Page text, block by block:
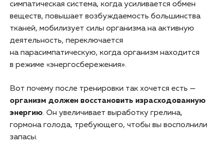
симпатическая система, когда усиливается обмен
веществ, повышает возбуждаемость большинства
тканей, мобилизует силы организма на активную
деятельность, переключается
на парасимпатическую, когда организм находится
в режиме «энергосбережения».
Вот почему после тренировки так хочется есть —
организм должен восстановить израсходованную
энергию. Он увеличивает выработку грелина,
гормона голода, требующего, чтобы вы восполнили
запасы.